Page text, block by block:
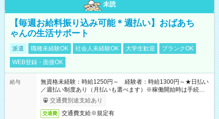
未読
【毎週お給料振り込み可能＊週払い】おばあち
ゃんの生活サポート
派遣 職種未経験OK 社会人未経験OK 大学生歓迎
ブランクOK
WEB登録・面接OK
給与
無資格未経験：時給1250円～ 経験者：時給1300円～★日払い
／週払い制度あり（月払いも選べます）※稼働開始時は手続き完
了次第のお支払いとなります。
交通費別途支給あり
交通費 交通費支給※規定有